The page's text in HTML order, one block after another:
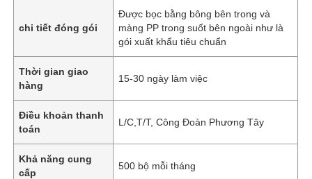
chi tiết đóng gói
Được bọc bằng bông bên trong và
màng PP trong suốt bên ngoài như là
gói xuất khẩu tiêu chuẩn
Thời gian giao
hàng
15-30 ngày làm việc
Điều khoản thanh
toán
L/C,T/T, Công Đoàn Phương Tây
Khả năng cung
cấp
500 bộ mỗi tháng